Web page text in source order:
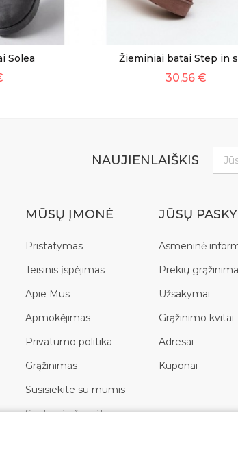
Solea Žieminiai batai Step in
30,56 €
NAUJIENLAIŠKIS
MŪSŲ ĮMONĖ
Pristatymas
Teisinis įspėjimas
Apie Mus
Apmokėjimas
Privatumo politika
Grąžinimas
Susisiekite su mumis
Svetainės žemėlapis
JŪSŲ
Asmeninė
Prekių
Užsakymai
Grąžinimo kvitai
Adresai
Kuponai